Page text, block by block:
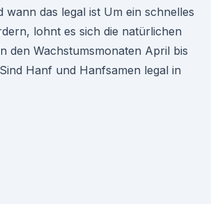
wann das legal ist Um ein schnelles
lohnt es sich die natürlichen
den Wachstumsmonaten April bis
Hanf und Hanfsamen legal in